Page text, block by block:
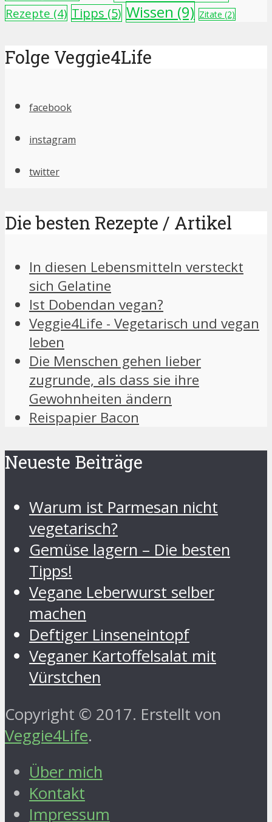
Rezepte (4) Tipps (5) Wissen (9) Zitate (2)
Folge Veggie4Life
facebook
instagram
twitter
Die besten Rezepte / Artikel
In diesen Lebensmitteln versteckt
sich Gelatine
Ist Dobendan vegan?
Veggie4Life - Vegetarisch und vegan
leben
Die Menschen gehen lieber
zugrunde, als dass sie ihre
Gewohnheiten ändern
Reispapier Bacon
Neueste Beiträge
Warum ist Parmesan nicht
vegetarisch?
Gemüse lagern – Die besten
Tipps!
Vegane Leberwurst selber
machen
Deftiger Linseneintopf
Veganer Kartoffelsalat mit
Vürstchen
Copyright © 2017. Erstellt von
Veggie4Life.
Über mich
Kontakt
Impressum